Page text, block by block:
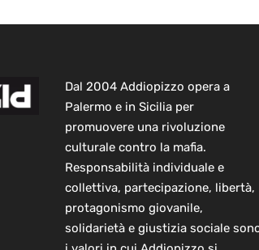
Dal 2004 Addiopizzo opera a
Palermo e in Sicilia per
promuovere una rivoluzione
culturale contro la mafia.
Responsabilità individuale e
collettiva, partecipazione, libertà,
protagonismo giovanile,
solidarietà e giustizia sociale